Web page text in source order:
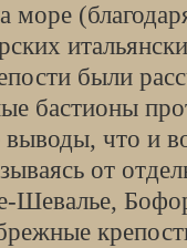
море
были
бастионы
что и
от
Шевалье,